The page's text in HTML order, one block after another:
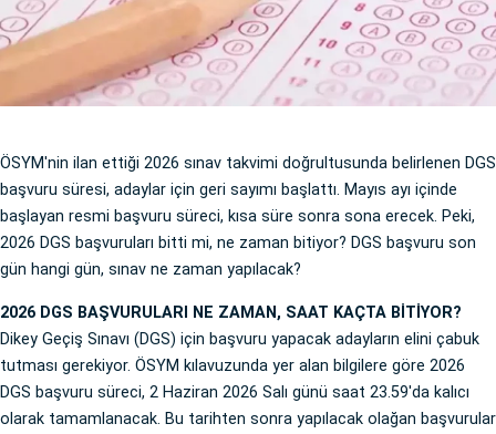
ÖSYM'nin ilan ettiği 2026 sınav takvimi doğrultusunda belirlenen DGS
başvuru süresi, adaylar için geri sayımı başlattı. Mayıs ayı içinde
başlayan resmi başvuru süreci, kısa süre sonra sona erecek. Peki,
2026 DGS başvuruları bitti mi, ne zaman bitiyor? DGS başvuru son
gün hangi gün, sınav ne zaman yapılacak?
2026 DGS BAŞVURULARI NE ZAMAN, SAAT KAÇTA BİTİYOR?
Dikey Geçiş Sınavı (DGS) için başvuru yapacak adayların elini çabuk
tutması gerekiyor. ÖSYM kılavuzunda yer alan bilgilere göre 2026
DGS başvuru süreci, 2 Haziran 2026 Salı günü saat 23.59'da kalıcı
olarak tamamlanacak. Bu tarihten sonra yapılacak olağan başvurular